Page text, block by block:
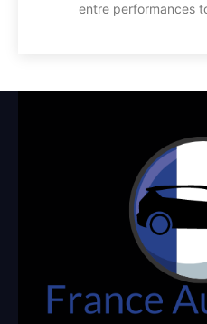
entre performances